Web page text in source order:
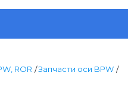
ROR
Запчасти оси BPW